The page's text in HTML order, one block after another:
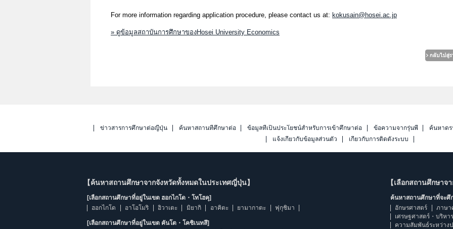
For more information regarding application procedure, please contact us at: kokusain@hosei.ac.jp
» ดูข้อมูลสถาบันการศึกษาของHosei University Economics
ข่าวสารการศึกษาต่อญี่ปุ่น ค้นหาสถานที่ศึกษาต่อ ข้อมูลที่เป็นประโยชน์สำหรับการเข้าศึกษาต่อ ข้อความจากรุ่นพี่
ค้นหาด
แจ้งเกี่ยวกับข้อมูลส่วนตัว
เกี่ยวกับการติดตั้งระบบ
【ค้นหาสถานศึกษาจากจังหวัดทั้งหมดในประเทศญี่ปุ่น】
[เลือกสถานศึกษาที่อยู่ในเขต ฮอกไกโด・โทโฮคุ]
ฮอกไกโด
อาโอโมริ อิวาเตะ มิยากิ อาคิตะ ยามากาตะ ฟุกุชิมา
[เลือกสถานศึกษาที่อยู่ในเขต คันโต・โคชิเนทสึ]
【เลือกสถานศึกษาจ
ค้นหาสถานศึกษาที่จะศึ
อักษรศาสตร์
ภาษา
เศรษฐศาสตร์・บริห
ความสัมพันธ์ระหว่าง